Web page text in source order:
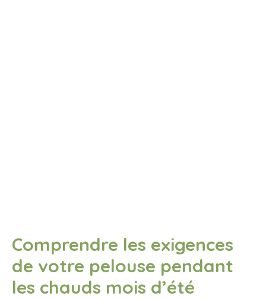
Comprendre les exigences
de votre pelouse pendant
les chauds mois d’été